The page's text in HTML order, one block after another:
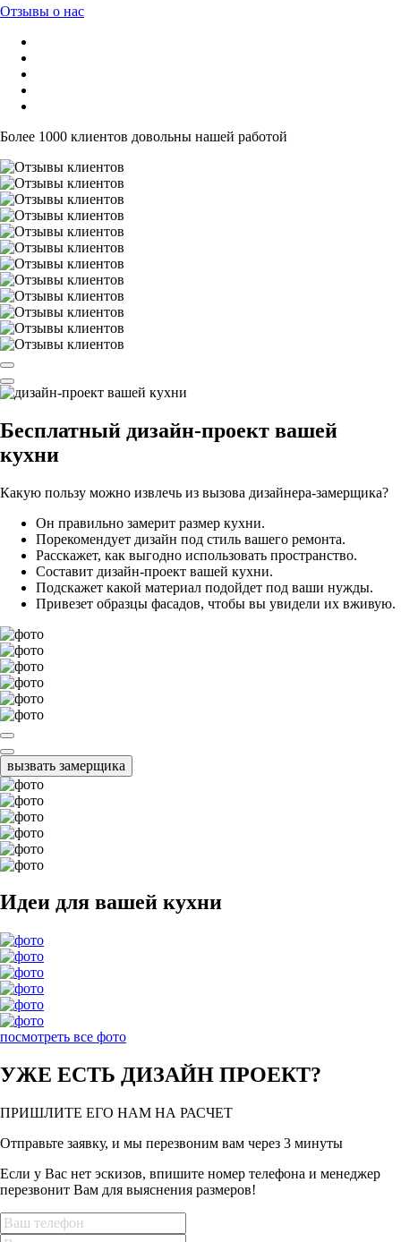
Отзывы о нас
Более 1000 клиентов довольны нашей работой
Бесплатный дизайн-проект вашей
кухни
Какую пользу можно извлечь из вызова дизайнера-замерщика?
Он правильно замерит размер кухни.
Порекомендует дизайн под стиль вашего ремонта.
Расскажет, как выгодно использовать пространство.
Составит дизайн-проект вашей кухни.
Подскажет какой материал подойдет под ваши нужды.
Привезет образцы фасадов, чтобы вы увидели их вживую.
вызвать замерщика
Идеи для вашей кухни
посмотреть все фото
УЖЕ ЕСТЬ ДИЗАЙН ПРОЕКТ?
ПРИШЛИТЕ ЕГО НАМ НА РАСЧЕТ
Отправьте заявку, и мы перезвоним вам через 3 минуты
Если у Вас нет эскизов, впишите номер телефона и менеджер
перезвонит Вам для выяснения размеров!